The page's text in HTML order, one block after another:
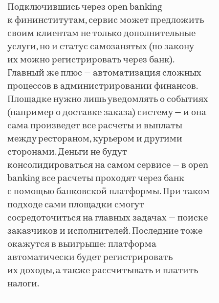
Подключившись через open banking
к фининститутам, сервис может предложить
своим клиентам не только дополнительные
услуги, но и статус самозанятых (по закону
их можно регистрировать через банк).
Главный же плюс — автоматизация сложных
процессов в администрировании финансов.
Площадке нужно лишь уведомлять о событиях
(например о доставке заказа) систему — и она
сама произведет все расчеты и выплаты
между рестораном, курьером и другими
сторонами. Деньги не будут
консолидироваться на самом сервисе — в open
banking все расчеты проходят через банк
с помощью банковской платформы. При таком
подходе сами площадки смогут
сосредоточиться на главных задачах — поиске
заказчиков и исполнителей. Последние тоже
окажутся в выигрыше: платформа
автоматически будет регистрировать
их доходы, а также рассчитывать и платить
налоги.